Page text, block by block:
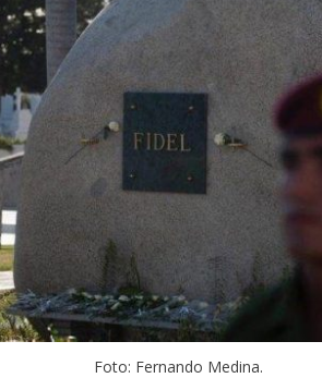
Foto: Fernando Medina.